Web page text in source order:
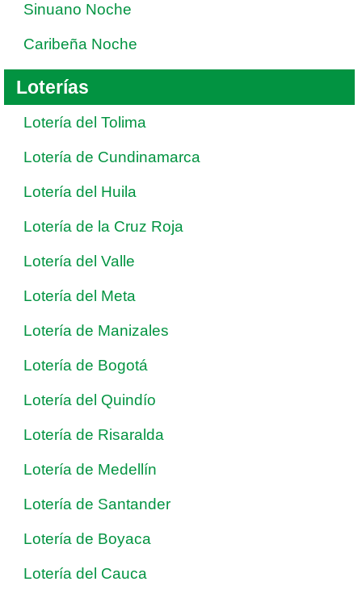
Sinuano Noche
Caribeña Noche
Loterías
Lotería del Tolima
Lotería de Cundinamarca
Lotería del Huila
Lotería de la Cruz Roja
Lotería del Valle
Lotería del Meta
Lotería de Manizales
Lotería de Bogotá
Lotería del Quindío
Lotería de Risaralda
Lotería de Medellín
Lotería de Santander
Lotería de Boyaca
Lotería del Cauca